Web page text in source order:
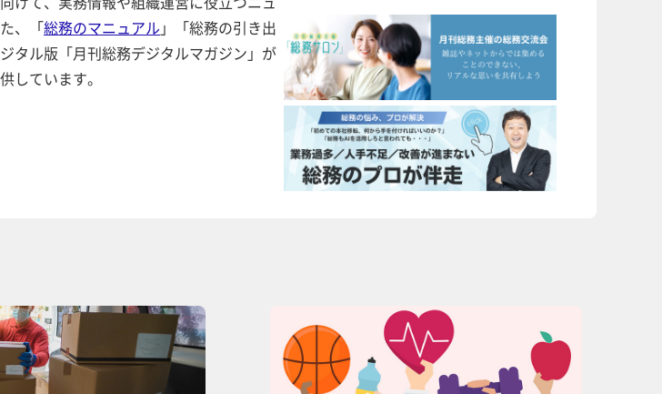
、「総務のマニュアル 」「総務の引き出
タル版「月刊総務デジタルマガジン」が
しています。